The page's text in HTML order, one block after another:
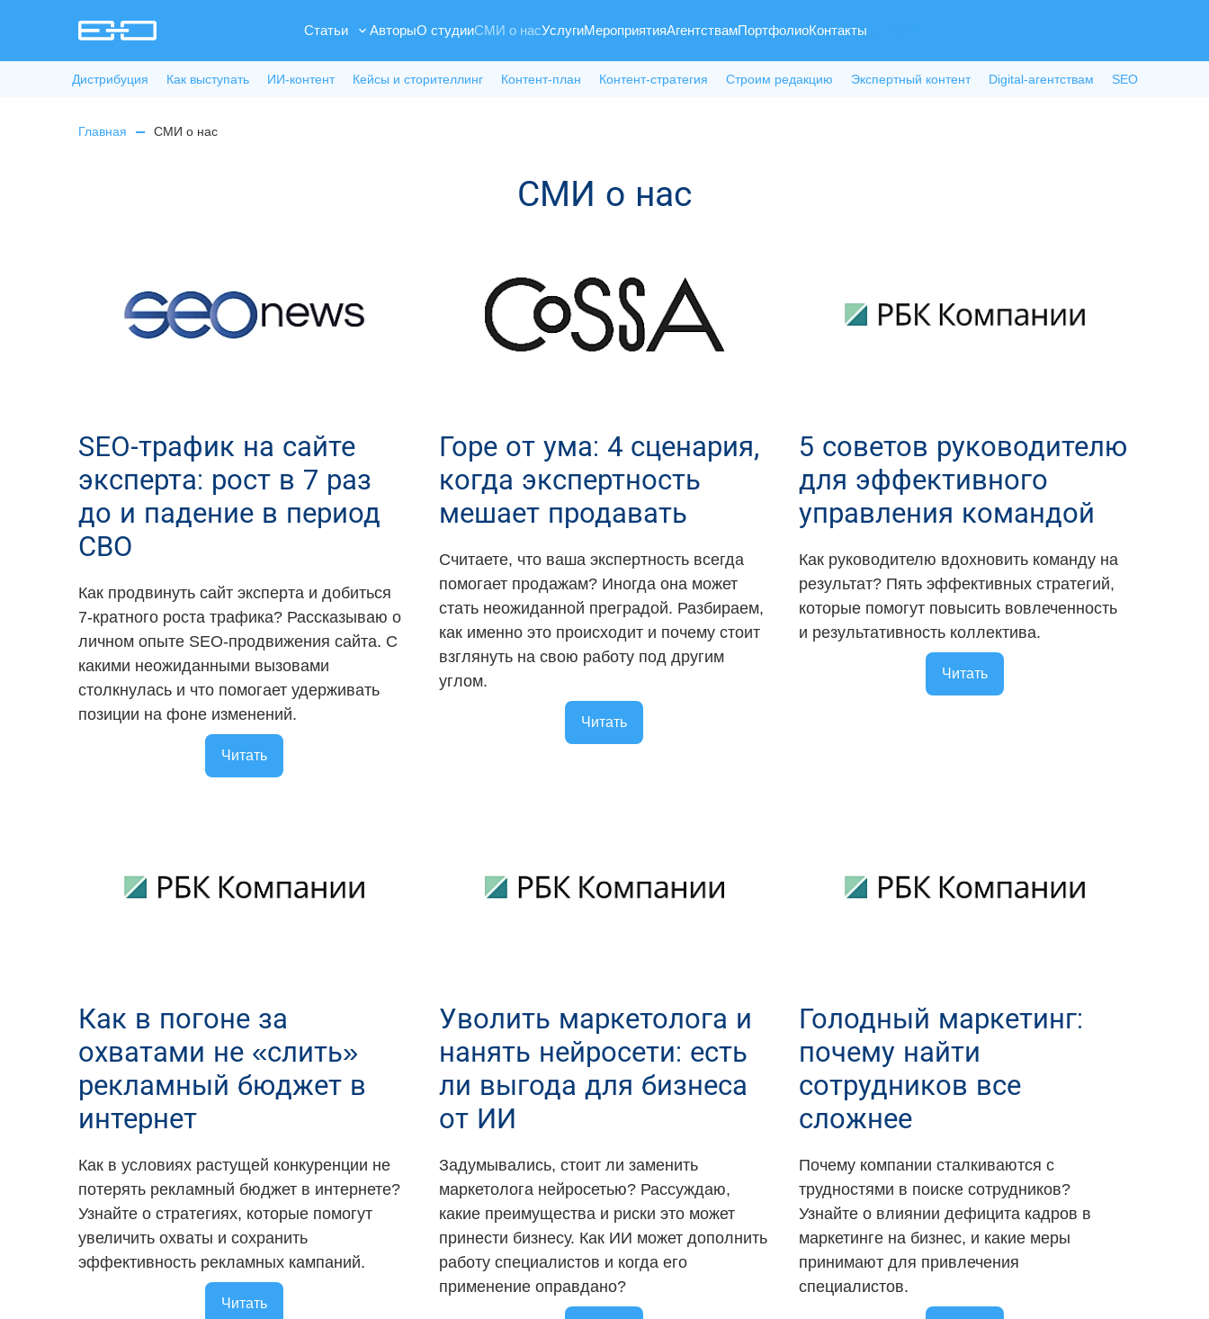
Статьи АвторыО студииСМИ о насУслугиМероприятияАгентствамПортфолиоКонтакты
Дистрибуция Как выступать ИИ-контент Кейсы и сторителлинг Контент-план Контент-стратегия Строим редакцию Экспертный контент Digital-агентствам SEO
Главная СМИ о нас
СМИ о нас
SEO-трафик на сайте
эксперта: рост в 7 раз
до и падение в период
СВО
Как продвинуть сайт эксперта и добиться
7-кратного роста трафика? Рассказываю о
личном опыте SEO-продвижения сайта. С
какими неожиданными вызовами
столкнулась и что помогает удерживать
позиции на фоне изменений.
Читать
Горе от ума: 4 сценария,
когда экспертность
мешает продавать
Считаете, что ваша экспертность всегда
помогает продажам? Иногда она может
стать неожиданной преградой. Разбираем,
как именно это происходит и почему стоит
взглянуть на свою работу под другим
углом.
Читать
5 советов руководителю
для эффективного
управления командой
Как руководителю вдохновить команду на
результат? Пять эффективных стратегий,
которые помогут повысить вовлеченность
и результативность коллектива.
Читать
Как в погоне за
охватами не «слить»
рекламный бюджет в
интернет
Как в условиях растущей конкуренции не
потерять рекламный бюджет в интернете?
Узнайте о стратегиях, которые помогут
увеличить охваты и сохранить
эффективность рекламных кампаний.
Читать
Уволить маркетолога и
нанять нейросети: есть
ли выгода для бизнеса
от ИИ
Задумывались, стоит ли заменить
маркетолога нейросетью? Рассуждаю,
какие преимущества и риски это может
принести бизнесу. Как ИИ может дополнить
работу специалистов и когда его
применение оправдано?
Голодный маркетинг:
почему найти
сотрудников все
сложнее
Почему компании сталкиваются с
трудностями в поиске сотрудников?
Узнайте о влиянии дефицита кадров в
маркетинге на бизнес, и какие меры
принимают для привлечения
специалистов.